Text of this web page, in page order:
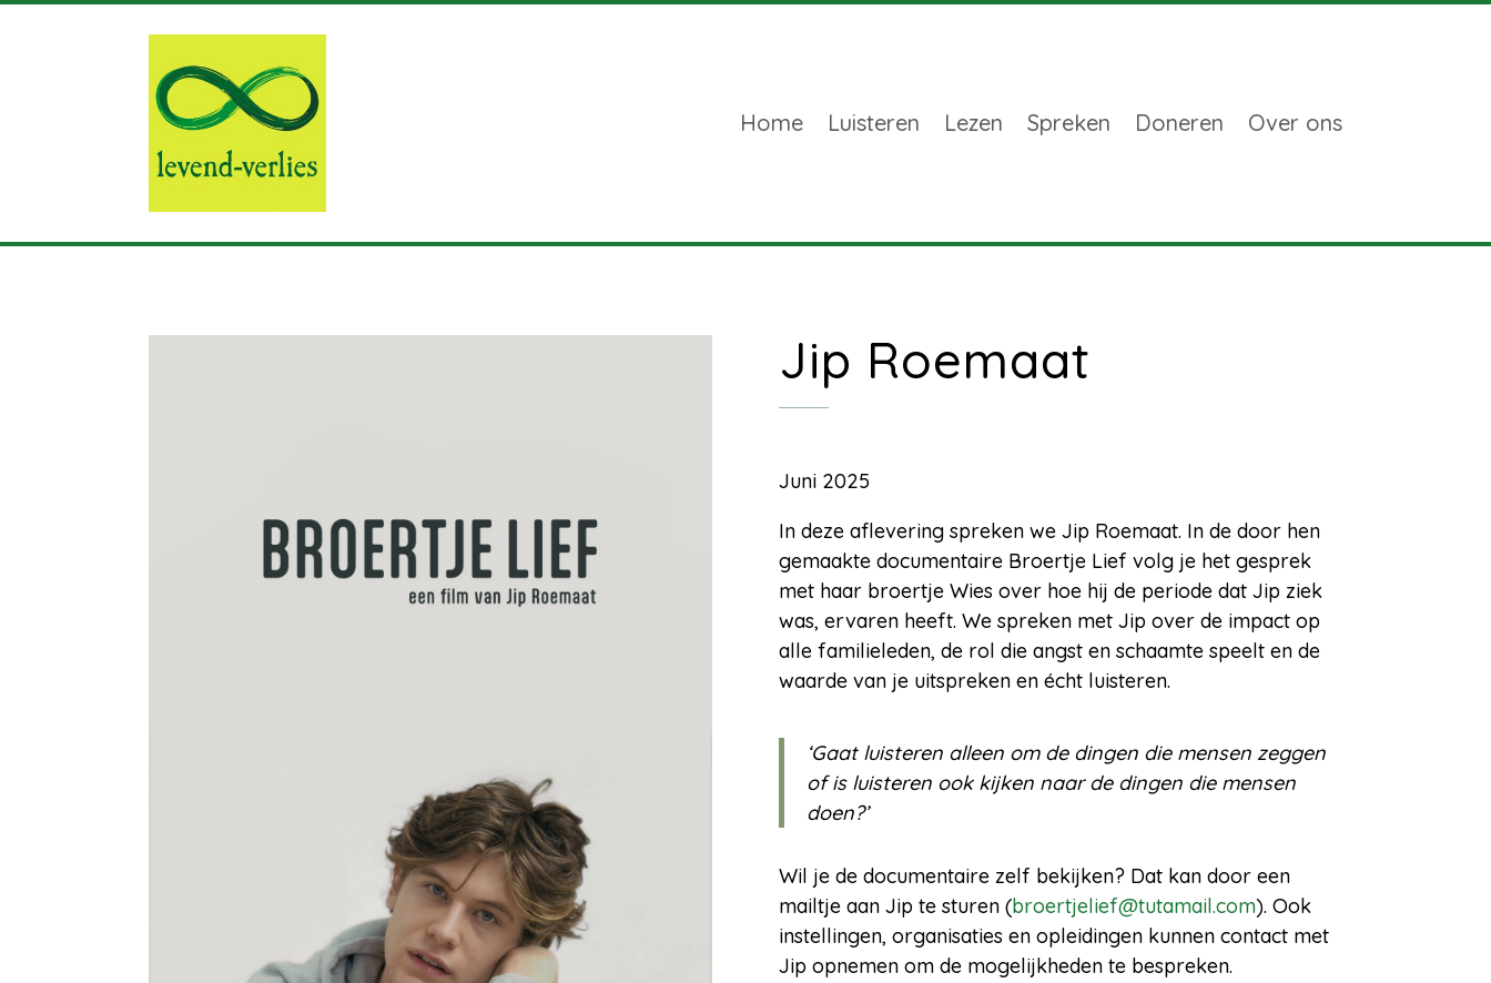
Home Luisteren Lezen Spreken Doneren Over ons
Jip Roemaat
Juni 2025
In deze aflevering spreken we Jip Roemaat. In de door hen
gemaakte documentaire Broertje Lief volg je het gesprek
met haar broertje Wies over hoe hij de periode dat Jip ziek
was, ervaren heeft. We spreken met Jip over de impact op
alle familieleden, de rol die angst en schaamte speelt en de
waarde van je uitspreken en écht luisteren.
‘Gaat luisteren alleen om de dingen die mensen zeggen
of is luisteren ook kijken naar de dingen die mensen
doen?’
Wil je de documentaire zelf bekijken? Dat kan door een
mailtje aan Jip te sturen (broertjelief@tutamail.com). Ook
instellingen, organisaties en opleidingen kunnen contact met
Jip opnemen om de mogelijkheden te bespreken.